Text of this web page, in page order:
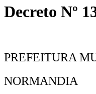
Decreto Nº
PREFEITURA
NORMANDIA